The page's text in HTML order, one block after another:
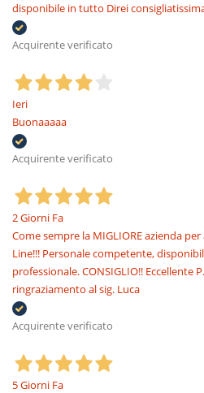
disponibile in tutto Direi
Acquirente verificato
Ieri
Buonaaaaa
Acquirente verificato
2 Giorni Fa
Come sempre la MIGLIORE azienda
Line!!! Personale competente,
professionale. CONSIGLIO!! Eccellente
ringraziamento al sig. Luca
Acquirente verificato
5 Giorni Fa